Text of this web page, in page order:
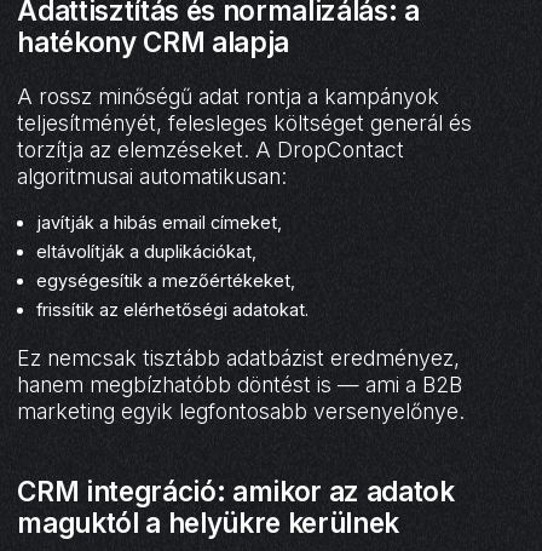
Adattisztítás és normalizálás: a
hatékony CRM alapja
A rossz minőségű adat rontja a kampányok
teljesítményét, felesleges költséget generál és
torzítja az elemzéseket. A DropContact
algoritmusai automatikusan:
javítják a hibás email címeket,
eltávolítják a duplikációkat,
egységesítik a mezőértékeket,
frissítik az elérhetőségi adatokat.
Ez nemcsak tisztább adatbázist eredményez,
hanem megbízhatóbb döntést is — ami a B2B
marketing egyik legfontosabb versenyelőnye.
CRM integráció: amikor az adatok
maguktól a helyükre kerülnek